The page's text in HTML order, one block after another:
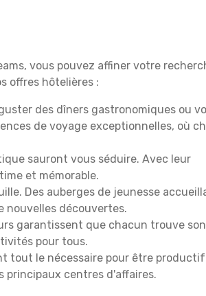
vous pouvez affiner votre
offres hôtelières :
des dîners gastronomiques ou
de voyage exceptionnelles, où
sauront vous séduire. Avec leur
et mémorable.
Des auberges de jeunesse
nouvelles découvertes.
garantissent que chacun trouve
pour tous.
tout le nécessaire pour être
principaux centres d'affaires.